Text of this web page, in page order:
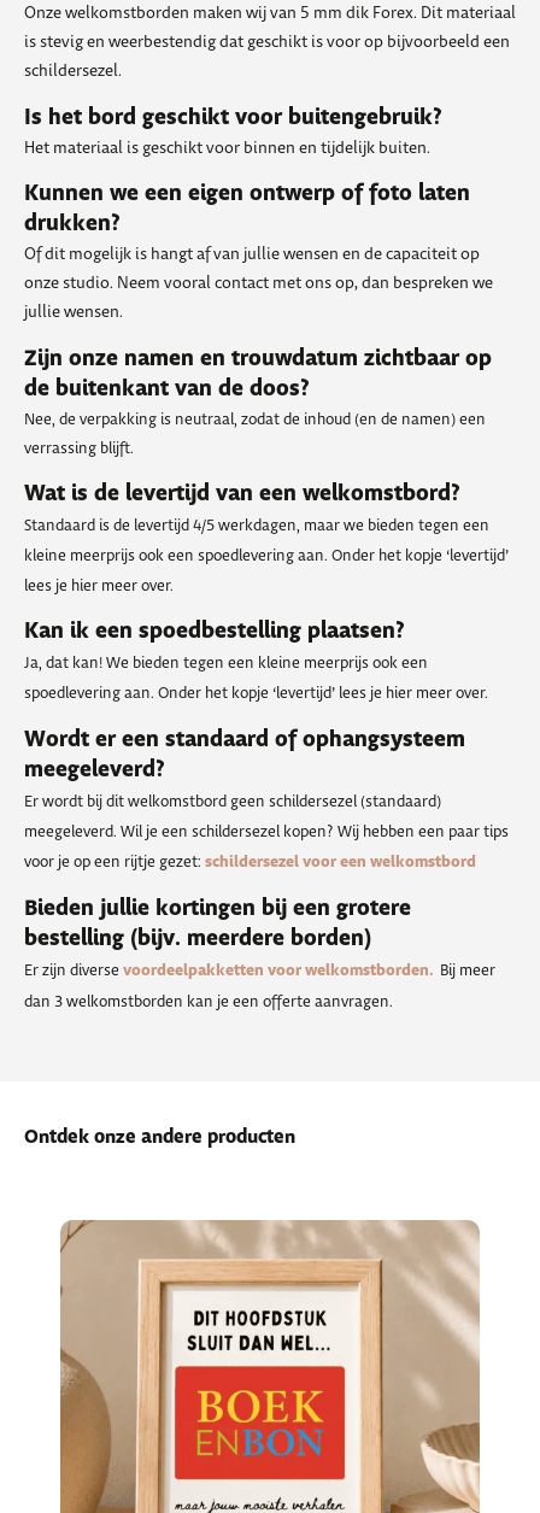
Onze welkomstborden maken wij van 5 mm dik Forex. Dit materiaal
is stevig en weerbestendig dat geschikt is voor op bijvoorbeeld een
schildersezel.
Is het bord geschikt voor buitengebruik?
Het materiaal is geschikt voor binnen en tijdelijk buiten.
Kunnen we een eigen ontwerp of foto laten
drukken?
Of dit mogelijk is hangt af van jullie wensen en de capaciteit op
onze studio. Neem vooral contact met ons op, dan bespreken we
jullie wensen.
Zijn onze namen en trouwdatum zichtbaar op
de buitenkant van de doos?
Nee, de verpakking is neutraal, zodat de inhoud (en de namen) een
verrassing blijft.
Wat is de levertijd van een welkomstbord?
Standaard is de levertijd 4/5 werkdagen, maar we bieden tegen een
kleine meerprijs ook een spoedlevering aan. Onder het kopje ‘levertijd’
lees je hier meer over.
Kan ik een spoedbestelling plaatsen?
Ja, dat kan! We bieden tegen een kleine meerprijs ook een
spoedlevering aan. Onder het kopje ‘levertijd’ lees je hier meer over.
Wordt er een standaard of ophangsysteem
meegeleverd?
Er wordt bij dit welkomstbord geen schildersezel (standaard)
meegeleverd. Wil je een schildersezel kopen? Wij hebben een paar tips
voor je op een rijtje gezet: schildersezel voor een welkomstbord
Bieden jullie kortingen bij een grotere
bestelling (bijv. meerdere borden)
Er zijn diverse voordeelpakketten voor welkomstborden. Bij meer
dan 3 welkomstborden kan je een offerte aanvragen.
Ontdek onze andere producten